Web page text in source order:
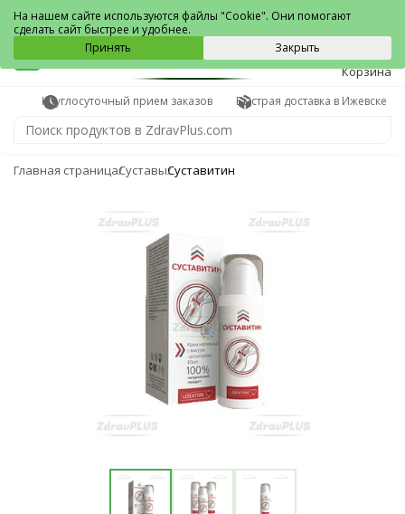
Ижевск
0
Корзина
Круглосуточный прием заказов Быстрая доставка в Ижевске
Главная страницаСуставыСуставитин
На нашем сайте используются файлы "Cookie". Они помогают
сделать сайт быстрее и удобнее.
Принять
Закрыть